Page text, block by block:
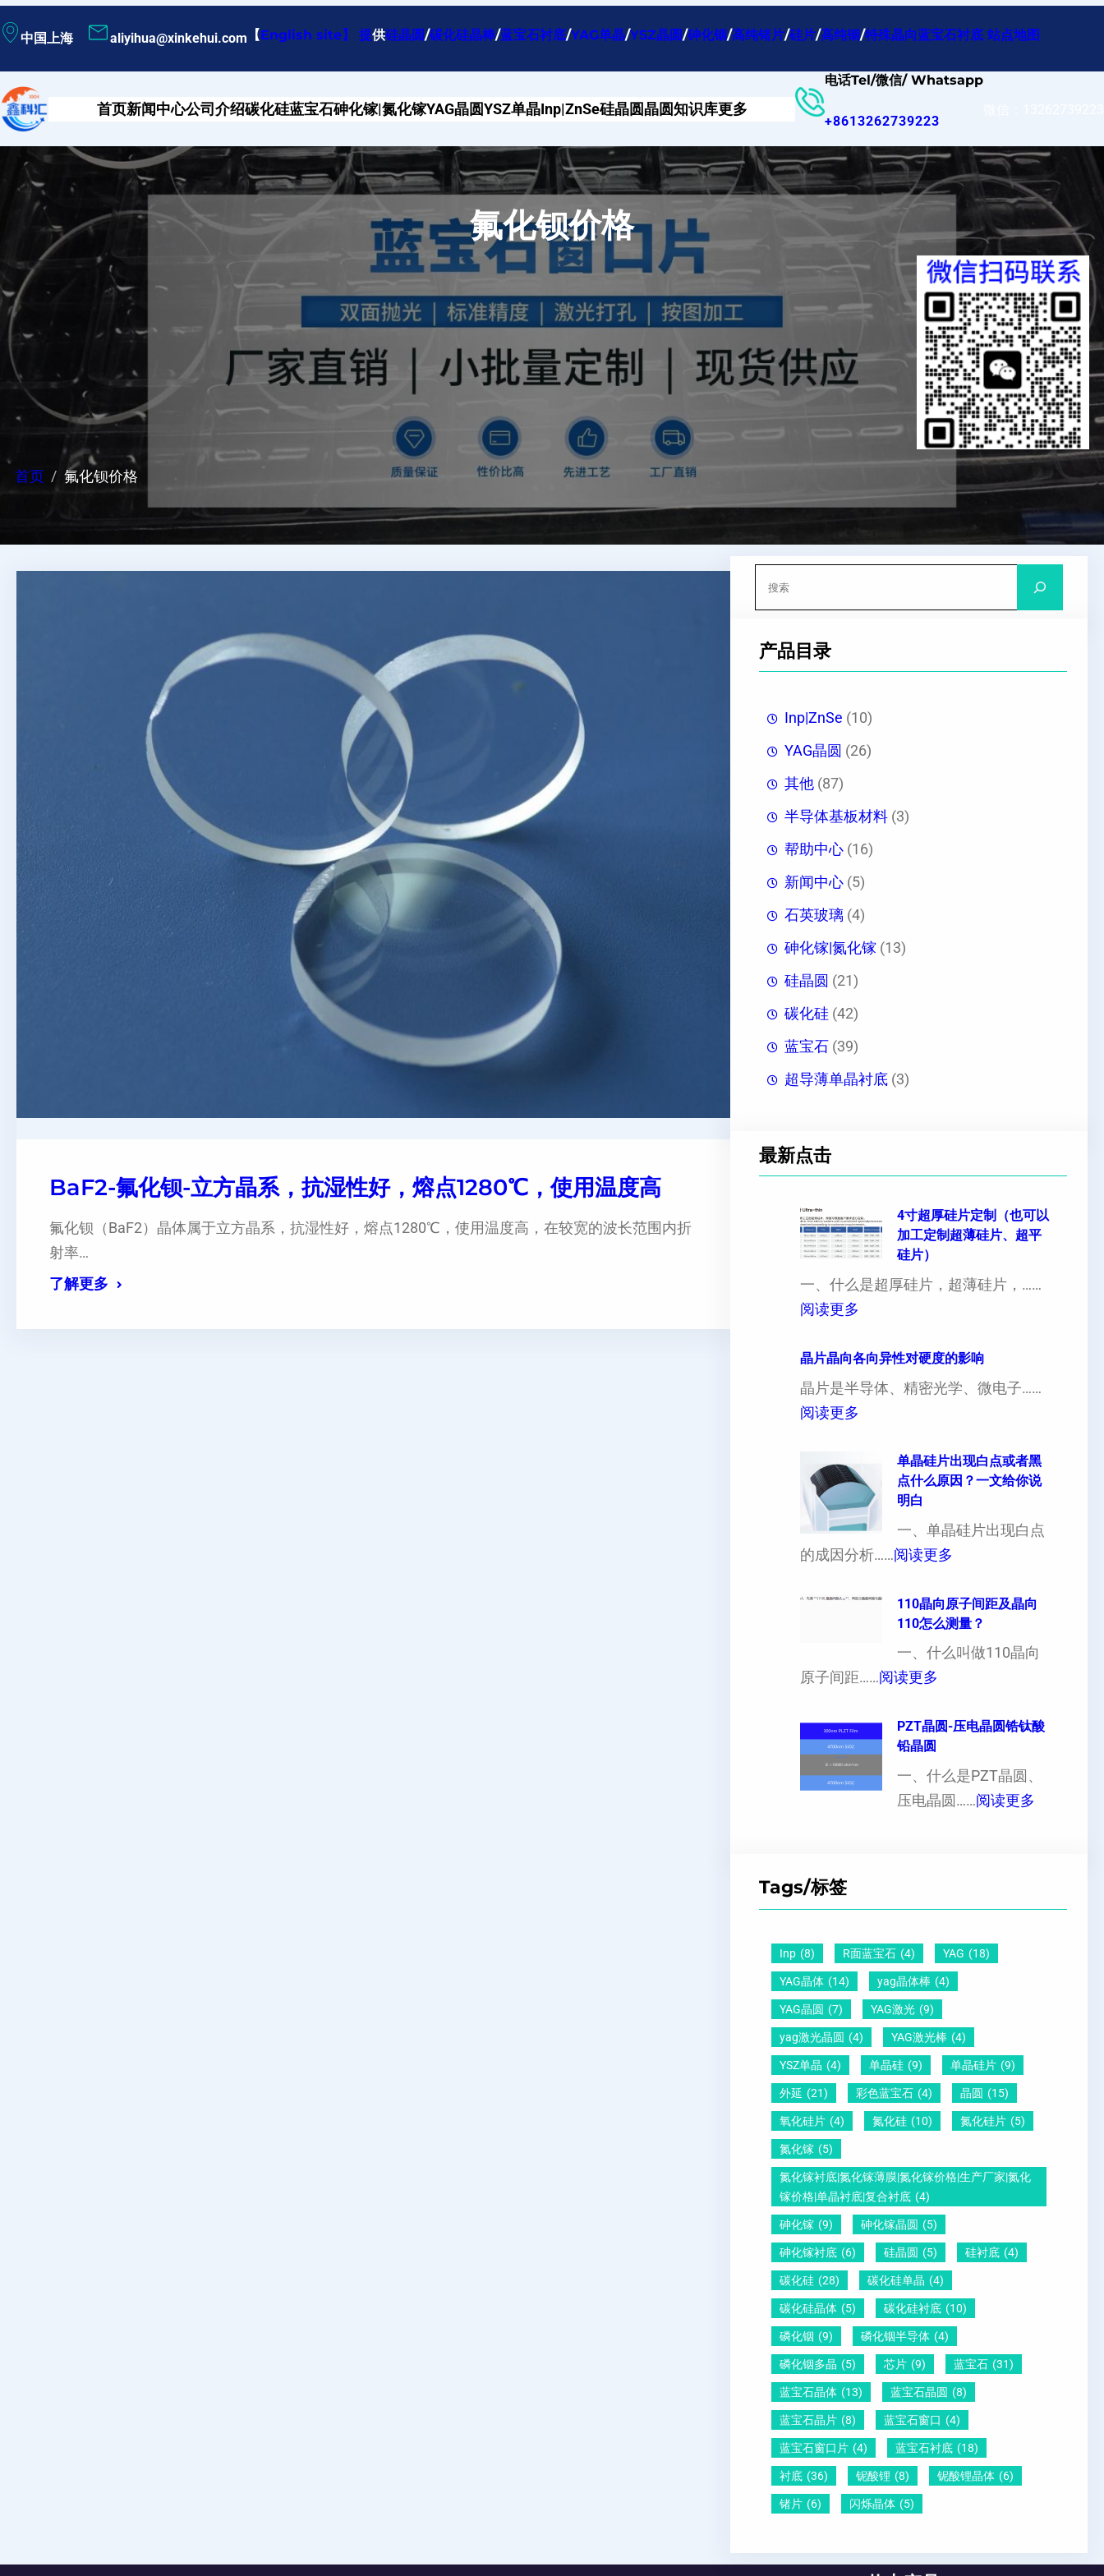
至
容
中国上海 aliyihua@xinkehui.com 【English site】 提供硅晶圆/碳化硅晶棒/蓝宝石衬底/YAG单晶/YSZ晶圆/砷化铟/高纯锗片/硅片/高纯铟/特殊晶向蓝宝石衬底 站点地图
首页新闻中心公司介绍碳化硅蓝宝石砷化镓|氮化镓YAG晶圆YSZ单晶Inp|ZnSe硅晶圆晶圆知识库更多
电话Tel/微信/ Whatsapp
+8613262739223
氟化钡价格
首页 氟化钡价格
BaF2-氟化钡-立方晶系，抗湿性好，熔点1280℃，使用温度高
氟化钡（BaF2）晶体属于立方晶系，抗湿性好，熔点1280℃，使用温度高，在较宽的波长范围内折
射率…
了解更多
产品目录
Inp|ZnSe (10)
YAG晶圆 (26)
其他 (87)
半导体基板材料 (3)
帮助中心 (16)
新闻中心 (5)
石英玻璃 (4)
砷化镓|氮化镓 (13)
硅晶圆 (21)
碳化硅 (42)
蓝宝石 (39)
超导薄单晶衬底 (3)
最新点击
4寸超厚硅片定制（也可以
加工定制超薄硅片、超平
硅片）
一、什么是超厚硅片，超薄硅片，……
阅读更多
寸
超
定
制
（
也
以
定
超
薄
硅
）
晶片晶向各向异性对硬度的影响
晶片是半导体、精密光学、微电子……
阅读更多
晶
向
各
向
度
响
单晶硅片出现白点或者黑
点什么原因？一文给你说
明白
一、单晶硅片出现白点
的成因分析……阅读更多
晶
硅
片
白
或
者
因
？
给
你
说
明
110晶向原子间距及晶向
110怎么测量？
一、什么叫做110晶向
原子间距……阅读更多
1
晶
向
晶
向
1
1
0
怎
？
PZT晶圆-压电晶圆锆钛酸
铅晶圆
一、什么是PZT晶圆、
压电晶圆……阅读更多
晶
Tags/标签
Inp (8) R面蓝宝石 (4) YAG (18)
YAG晶体 (14) yag晶体棒 (4)
YAG晶圆 (7) YAG激光 (9)
yag激光晶圆 (4) YAG激光棒 (4)
YSZ单晶 (4) 单晶硅 (9) 单晶硅片 (9)
外延 (21) 彩色蓝宝石 (4) 晶圆 (15)
氧化硅片 (4) 氮化硅 (10) 氮化硅片 (5)
氮化镓 (5)
氮化镓衬底|氮化镓薄膜|氮化镓价格|生产厂家|氮化
镓价格|单晶衬底|复合衬底 (4)
砷化镓 (9) 砷化镓晶圆 (5)
砷化镓衬底 (6) 硅晶圆 (5) 硅衬底 (4)
碳化硅 (28) 碳化硅单晶 (4)
碳化硅晶体 (5) 碳化硅衬底 (10)
磷化铟 (9) 磷化铟半导体 (4)
磷化铟多晶 (5) 芯片 (9) 蓝宝石 (31)
蓝宝石晶体 (13) 蓝宝石晶圆 (8)
蓝宝石晶片 (8) 蓝宝石窗口 (4)
蓝宝石窗口片 (4) 蓝宝石衬底 (18)
衬底 (36) 铌酸锂 (8) 铌酸锂晶体 (6)
锗片 (6) 闪烁晶体 (5)